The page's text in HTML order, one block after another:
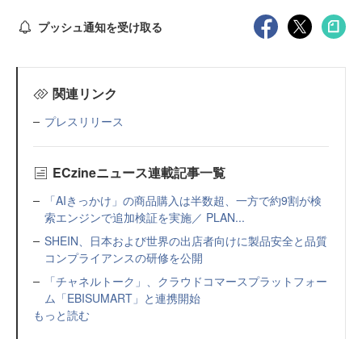
プッシュ通知を受け取る
関連リンク
プレスリリース
ECzineニュース連載記事一覧
「AIきっかけ」の商品購入は半数超、一方で約9割が検
索エンジンで追加検証を実施／ PLAN...
SHEIN、日本および世界の出店者向けに製品安全と品質
コンプライアンスの研修を公開
「チャネルトーク」、クラウドコマースプラットフォー
ム「EBISUMART」と連携開始
もっと読む